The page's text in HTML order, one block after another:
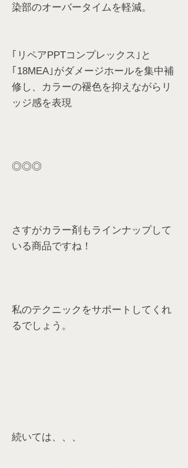
染部のオーバータイムを軽減。
｢リペアPPTコンプレックス｣と
｢18MEA｣がダメージホールを集中補
修し、カラーの褪色を抑えながらリ
ッジ感を表現
◎◎◎
さすがカラー剤もラインナップして
いる商品ですね！
私のテクニックをサポートしてくれ
るでしょう。
続いては、、、